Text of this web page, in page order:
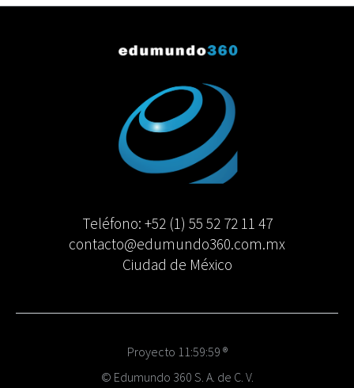
Teléfono: +52 (1) 55 52 72 11 47
contacto@edumundo360.com.mx
Ciudad de México
Proyecto 11:59:59 ®
© Edumundo 360 S. A. de C. V.